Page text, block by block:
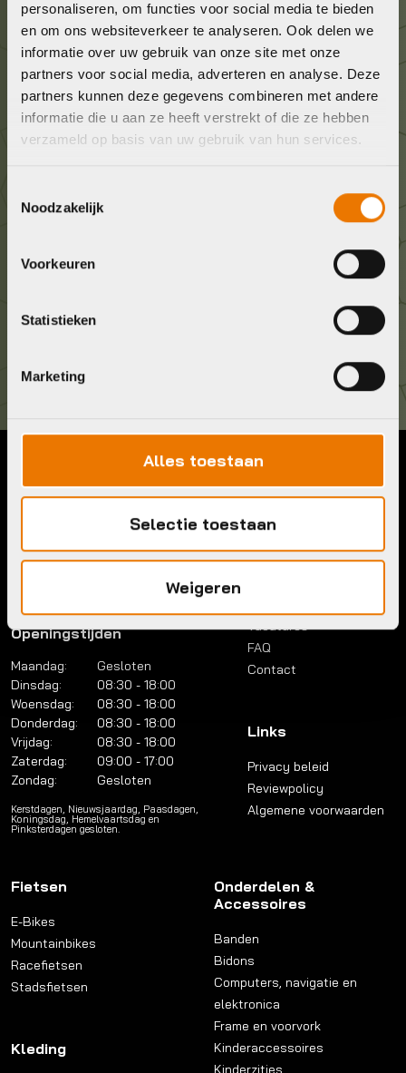
personaliseren, om functies voor social media te bieden
en om ons websiteverkeer te analyseren. Ook delen we
informatie over uw gebruik van onze site met onze
partners voor social media, adverteren en analyse. Deze
partners kunnen deze gegevens combineren met andere
informatie die u aan ze heeft verstrekt of die ze hebben
verzameld op basis van uw gebruik van hun services.
Noodzakelijk
Voorkeuren
Statistieken
Marketing
Alles toestaan
Selectie toestaan
Weigeren
Graag in contact komen?
Wij staan voor je klaar! Neem contact op via de
onderstaande gegevens.
Stuur ons een e-mail
036 5304422
Kom langs!
Contact
036 5304422
info@bykestore.nl
Adres:
Brouwerstraat 8B
Openingstijden
Maandag:
Gesloten
Dinsdag:
08:30 - 18:00
Woensdag:
08:30 - 18:00
Donderdag:
08:30 - 18:00
Vrijdag:
08:30 - 18:00
Zaterdag:
09:00 - 17:00
Zondag:
Gesloten
Kerstdagen, Nieuwsjaardag, Paasdagen,
Koningsdag, Hemelvaartsdag en
Pinksterdagen gesloten.
Service pakket
Vacatures
FAQ
Contact
Links
Privacy beleid
Reviewpolicy
Algemene voorwaarden
Fietsen
E-Bikes
Mountainbikes
Racefietsen
Stadsfietsen
Kleding
Onderdelen &
Accessoires
Banden
Bidons
Computers, navigatie en
elektronica
Frame en voorvork
Kinderaccessoires
Kinderzitjes